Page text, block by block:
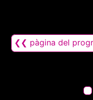
❮❮ pàgina del